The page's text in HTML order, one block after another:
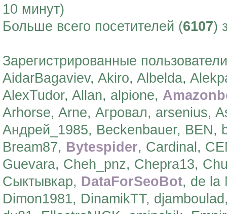
10 минут)
Больше всего посетителей (6107)
Зарегистрированные
AidarBagaviev, Akiro, Albelda,
AlexTudor, Allan, alpione,
Arhorse, Arne, Агровал, arsenius,
Андрей_1985, Beckenbauer, BEN,
Bream87, Bytespider, Cardinal,
Guevara, Cheh_pnz, Chepra13,
Сыктывкар, DataForSeoBot, de la
Dimon1981, DinamikTT,